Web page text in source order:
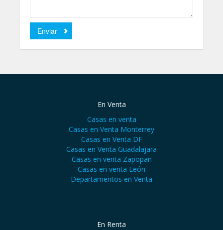
En Venta
Casas en venta
Casas en Venta Monterrey
Casas en Venta DF
Casas en Venta Guadalajara
Casas en venta Zapopan
Casas en venta León
Departamentos en Venta
En Renta